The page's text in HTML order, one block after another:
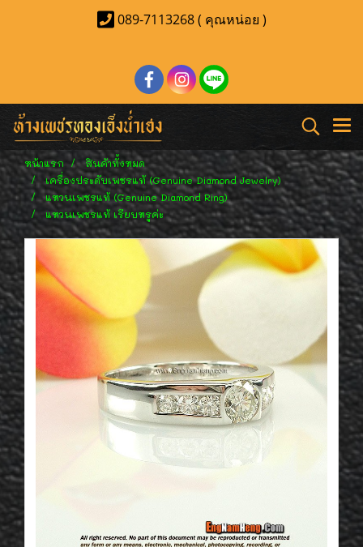
089-7113268 ( คุณหน่อย )
หน้าแรก
สินค้าทั้งหมด
เครื่องประดับเพชรแท้ (Genuine Diamond Jewelry)
แหวนเพชรแท้ (Genuine Diamond Ring)
แหวนเพชรแท้ เรียบหรูค่ะ